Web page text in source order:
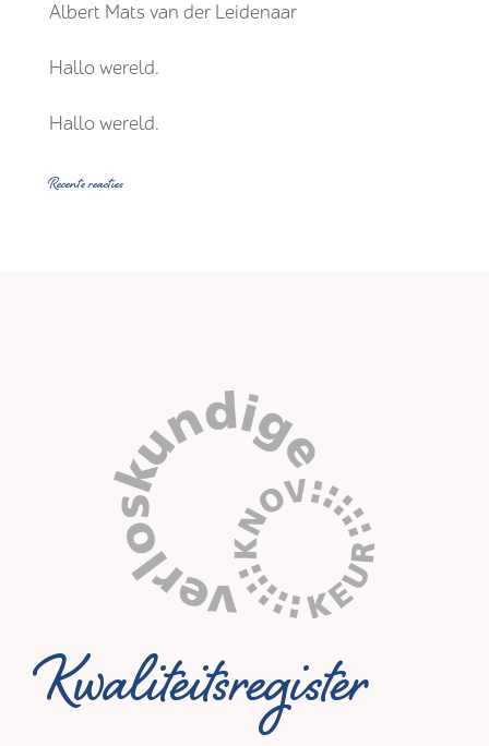
Albert Mats van der Leidenaar
Hallo wereld.
Hallo wereld.
Recente reacties
Kwaliteitsregister